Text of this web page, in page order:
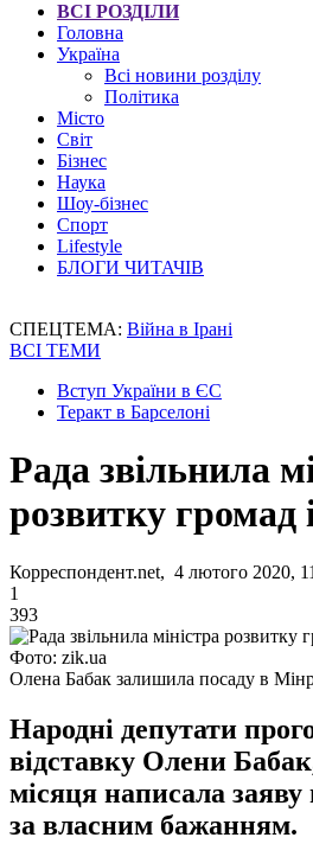
ВСІ РОЗДІЛИ
Головна
Україна
Всі новини розділу
Політика
Місто
Світ
Бізнес
Наука
Шоу-бізнес
Спорт
Lifestyle
БЛОГИ ЧИТАЧІВ
СПЕЦТЕМА: Війна в Ірані
ВСІ ТЕМИ
Вступ України в ЄС
Теракт в Барселоні
Рада звільнила
розвитку громад
Корреспондент.net, 4 лютого 2020,
1
393
Фото: zik.ua
Олена Бабак залишила посаду в
Народні депутати
відставку Олени
місяця написала заяву
за власним бажанням.